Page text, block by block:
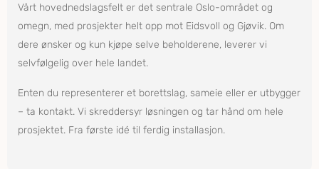
Vårt hovednedslagsfelt er det sentrale Oslo-området og
omegn, med prosjekter helt opp mot Eidsvoll og Gjøvik. Om
dere ønsker og kun kjøpe selve beholderene, leverer vi
selvfølgelig over hele landet.
Enten du representerer et borettslag, sameie eller er utbygger
– ta kontakt. Vi skreddersyr løsningen og tar hånd om hele
prosjektet. Fra første idé til ferdig installasjon.